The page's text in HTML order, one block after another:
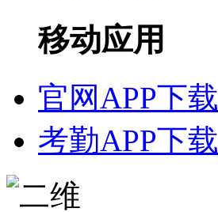
移动应用
官网APP下载
考勤APP下载